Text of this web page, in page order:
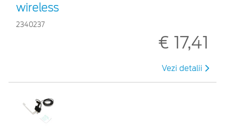
wireless
2340237
€ 17,41
Vezi detalii